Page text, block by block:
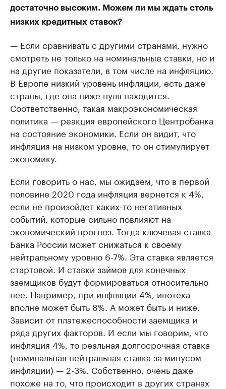
достаточно высоким. Можем ли мы ждать столь
низких кредитных ставок?
— Если сравнивать с другими странами, нужно
смотреть не только на номинальные ставки, но и
на другие показатели, в том числе на инфляцию.
В Европе низкий уровень инфляции, есть даже
страны, где она ниже нуля находится.
Соответственно, такая макроэкономическая
политика — реакция европейского Центробанка
на состояние экономики. Если он видит, что
инфляция на низком уровне, то он стимулирует
экономику.
Если говорить о нас, мы ожидаем, что в первой
половине 2020 года инфляция вернется к 4%,
если не произойдет каких-то негативных
событий, которые сильно повлияют на
экономический прогноз. Тогда ключевая ставка
Банка России может снижаться к своему
нейтральному уровню 6-7%. Эта ставка является
стартовой. И ставки займов для конечных
заемщиков будут формироваться относительно
нее. Например, при инфляции 4%, ипотека
вполне может быть 8%. А может быть и ниже.
Зависит от платежеспособности заемщика и
ряда других факторов. И если мы говорим, что
инфляция 4%, то реальная долгосрочная ставка
(номинальная нейтральная ставка за минусом
инфляции) — 2-3%. Собственно, очень даже
похоже на то, что происходит в других странах